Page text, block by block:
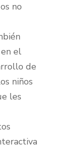
no
el
de
niños
les